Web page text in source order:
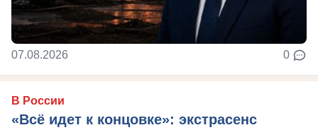
07.08.2026 0
В России
«Всё идет к концовке»: экстрасенс